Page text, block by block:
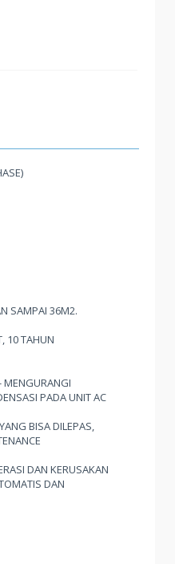
SAMPAI 36M2.
10 TAHUN
MENGURANGI
PADA UNIT AC
BISA DILEPAS,
DAN KERUSAKAN
DAN